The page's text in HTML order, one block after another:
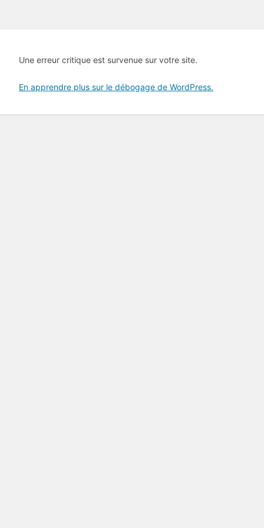
Une erreur critique est survenue sur votre site.
En apprendre plus sur le débogage de WordPress.